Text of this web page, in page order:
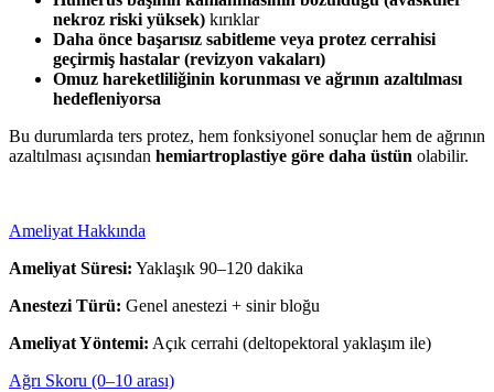
nekroz riski yüksek) kırıklar
Daha önce başarısız sabitleme veya protez cerrahisi
geçirmiş hastalar (revizyon vakaları)
Omuz hareketliliğinin korunması ve ağrının azaltılması
hedefleniyorsa
Bu durumlarda ters protez, hem fonksiyonel sonuçlar hem de ağrının
azaltılması açısından hemiartroplastiye göre daha üstün olabilir.
Ameliyat Hakkında
Ameliyat Süresi: Yaklaşık 90–120 dakika
Anestezi Türü: Genel anestezi + sinir bloğu
Ameliyat Yöntemi: Açık cerrahi (deltopektoral yaklaşım ile)
Ağrı Skoru (0–10 arası)